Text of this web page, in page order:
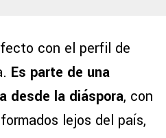
con el perfil de
Es parte de una
desde la diáspora, con
lejos del país,